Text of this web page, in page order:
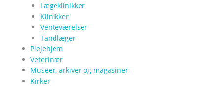
Lægeklinikker
Klinikker
Venteværelser
Tandlæger
Plejehjem
Veterinær
Museer, arkiver og magasiner
Kirker